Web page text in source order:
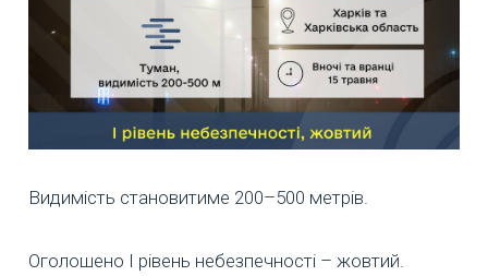
Видимість становитиме 200–500 метрів.
Оголошено I рівень небезпечності – жовтий.